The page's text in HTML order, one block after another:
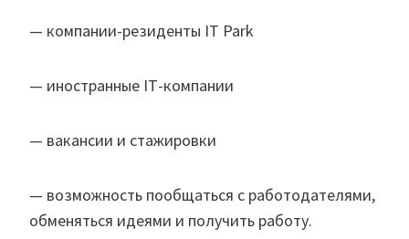
— компании-резиденты IТ Park
— иностранные IТ-компании
— вакансии и стажировки
— возможность пообщаться с работодателями,
обменяться идеями и получить работу.